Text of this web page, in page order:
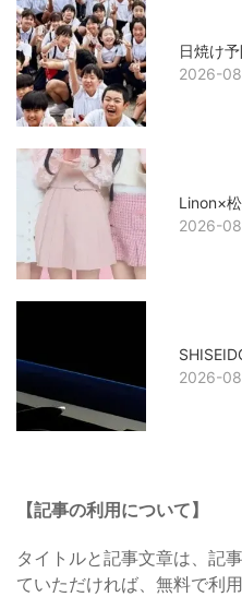
日焼け
2026-
Linon×
2026-
2026-
【記事の利用について】
タイトルと記事文章は、記
ていただければ、無料で利用